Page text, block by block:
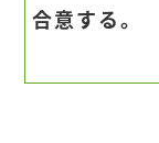
合意する。